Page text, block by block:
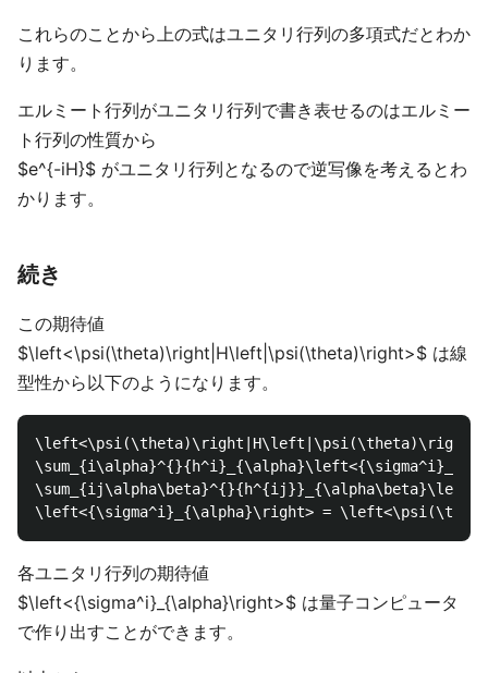
これらのことから上の式はユニタリ行列の多項式だとわか
ります。
エルミート行列がユニタリ行列で書き表せるのはエルミー
ト行列の性質から
$e^{-iH}$ がユニタリ行列となるので逆写像を考えるとわ
かります。
続き
この期待値
$\left<\psi(\theta)\right|H\left|\psi(\theta)\right>$ は線
型性から以下のようになります。
\left<\psi(\theta)\right|H\left|\psi(\theta)\right>
各ユニタリ行列の期待値
$\left<{\sigma^i}_{\alpha}\right>$ は量子コンピュータ
で作り出すことができます。